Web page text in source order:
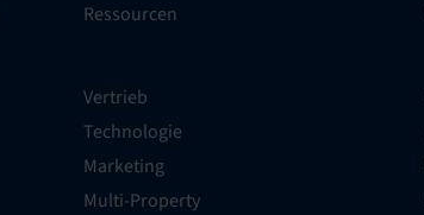
Ressourcen
Vertrieb
Technologie
Marketing
Multi-Property